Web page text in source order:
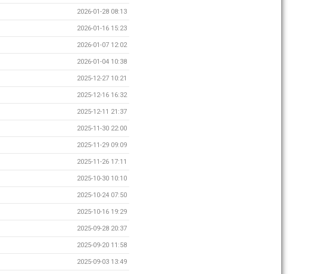
2026-01-28 08:13
2026-01-16 15:23
2026-01-07 12:02
2026-01-04 10:38
2025-12-27 10:21
2025-12-16 16:32
2025-12-11 21:37
2025-11-30 22:00
2025-11-29 09:09
2025-11-26 17:11
2025-10-30 10:10
2025-10-24 07:50
2025-10-16 19:29
2025-09-28 20:37
2025-09-20 11:58
2025-09-03 13:49